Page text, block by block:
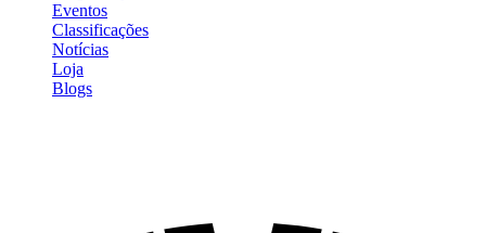
Eventos
Classificações
Notícias
Loja
Blogs